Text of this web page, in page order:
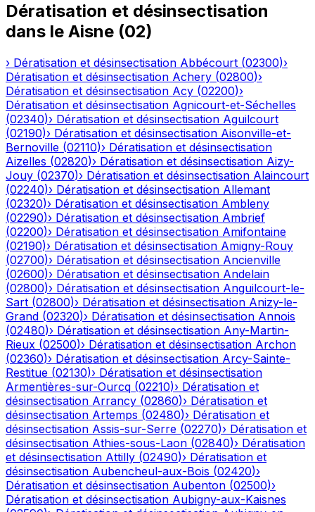
Dératisation et désinsectisation
dans le Aisne (02)
› Dératisation et désinsectisation Abbécourt (02300)›
Dératisation et désinsectisation Achery (02800)›
Dératisation et désinsectisation Acy (02200)›
Dératisation et désinsectisation Agnicourt-et-Séchelles
(02340)› Dératisation et désinsectisation Aguilcourt
(02190)› Dératisation et désinsectisation Aisonville-et-
Bernoville (02110)› Dératisation et désinsectisation
Aizelles (02820)› Dératisation et désinsectisation Aizy-
Jouy (02370)› Dératisation et désinsectisation Alaincourt
(02240)› Dératisation et désinsectisation Allemant
(02320)› Dératisation et désinsectisation Ambleny
(02290)› Dératisation et désinsectisation Ambrief
(02200)› Dératisation et désinsectisation Amifontaine
(02190)› Dératisation et désinsectisation Amigny-Rouy
(02700)› Dératisation et désinsectisation Ancienville
(02600)› Dératisation et désinsectisation Andelain
(02800)› Dératisation et désinsectisation Anguilcourt-le-
Sart (02800)› Dératisation et désinsectisation Anizy-le-
Grand (02320)› Dératisation et désinsectisation Annois
(02480)› Dératisation et désinsectisation Any-Martin-
Rieux (02500)› Dératisation et désinsectisation Archon
(02360)› Dératisation et désinsectisation Arcy-Sainte-
Restitue (02130)› Dératisation et désinsectisation
Armentières-sur-Ourcq (02210)› Dératisation et
désinsectisation Arrancy (02860)› Dératisation et
désinsectisation Artemps (02480)› Dératisation et
désinsectisation Assis-sur-Serre (02270)› Dératisation et
désinsectisation Athies-sous-Laon (02840)› Dératisation
et désinsectisation Attilly (02490)› Dératisation et
désinsectisation Aubencheul-aux-Bois (02420)›
Dératisation et désinsectisation Aubenton (02500)›
Dératisation et désinsectisation Aubigny-aux-Kaisnes